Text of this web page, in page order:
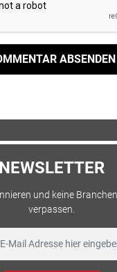
ABSENDEN
NEWSLETTER
und keine
verpassen.